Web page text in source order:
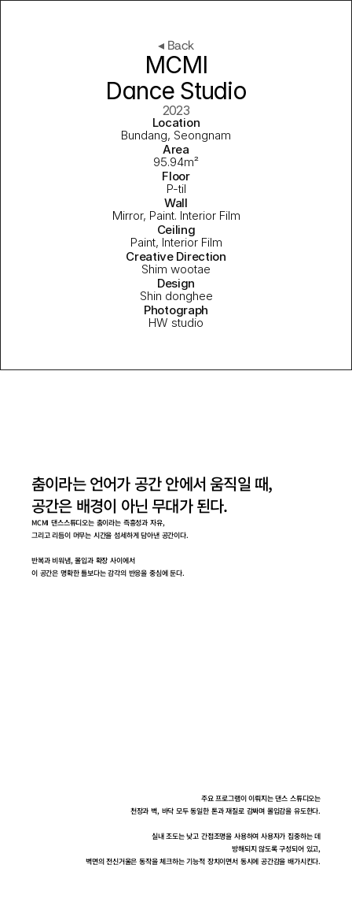
◂ Back
MCMI
Dance Studio
2023
Location
Bundang, Seongnam
Area
95.94m²
Floor
P-til
Wall
Mirror, Paint. Interior Film
Ceiling
Paint, Interior Film
Creative Direction
Shim wootae
Design
Shin donghee
Photograph
HW studio
춤이라는 언어가 공간 안에서 움직일 때,
공간은 배경이 아닌 무대가 된다.
MCMI 댄스스튜디오는 춤이라는 즉흥성과 자유,
그리고 리듬이 머무는 시간을 섬세하게 담아낸 공간이다.
반복과 비워냄, 몰입과 확장 사이에서
이 공간은 명확한 틀보다는 감각의 반응을 중심에 둔다.
주요 프로그램이 이뤄지는 댄스 스튜디오는
천장과 벽, 바닥 모두 동일한 톤과 재질로 감싸며 몰입감을 유도한다.
실내 조도는 낮고 간접조명을 사용하여 사용자가 집중하는 데
방해되지 않도록 구성되어 있고,
벽면의 전신거울은 동작을 체크하는 기능적 장치이면서 동시에 공간감을 배가시킨다.